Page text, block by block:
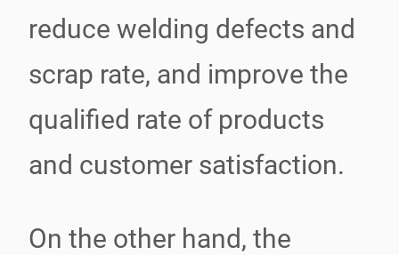
reduce welding defects and
scrap rate, and improve the
qualified rate of products
and customer satisfaction.
On the other hand, the